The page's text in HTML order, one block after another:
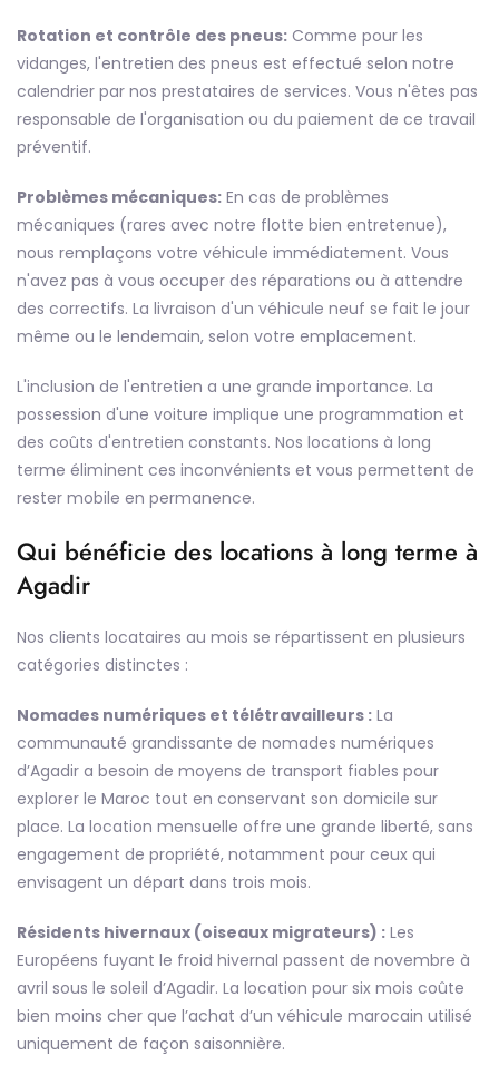
Rotation et contrôle des pneus: Comme pour les
vidanges, l'entretien des pneus est effectué selon notre
calendrier par nos prestataires de services. Vous n'êtes pas
responsable de l'organisation ou du paiement de ce travail
préventif.
Problèmes mécaniques: En cas de problèmes
mécaniques (rares avec notre flotte bien entretenue),
nous remplaçons votre véhicule immédiatement. Vous
n'avez pas à vous occuper des réparations ou à attendre
des correctifs. La livraison d'un véhicule neuf se fait le jour
même ou le lendemain, selon votre emplacement.
L'inclusion de l'entretien a une grande importance. La
possession d'une voiture implique une programmation et
des coûts d'entretien constants. Nos locations à long
terme éliminent ces inconvénients et vous permettent de
rester mobile en permanence.
Qui bénéficie des locations à long terme à
Agadir
Nos clients locataires au mois se répartissent en plusieurs
catégories distinctes :
Nomades numériques et télétravailleurs : La
communauté grandissante de nomades numériques
d’Agadir a besoin de moyens de transport fiables pour
explorer le Maroc tout en conservant son domicile sur
place. La location mensuelle offre une grande liberté, sans
engagement de propriété, notamment pour ceux qui
envisagent un départ dans trois mois.
Résidents hivernaux (oiseaux migrateurs) : Les
Européens fuyant le froid hivernal passent de novembre à
avril sous le soleil d’Agadir. La location pour six mois coûte
bien moins cher que l’achat d’un véhicule marocain utilisé
uniquement de façon saisonnière.